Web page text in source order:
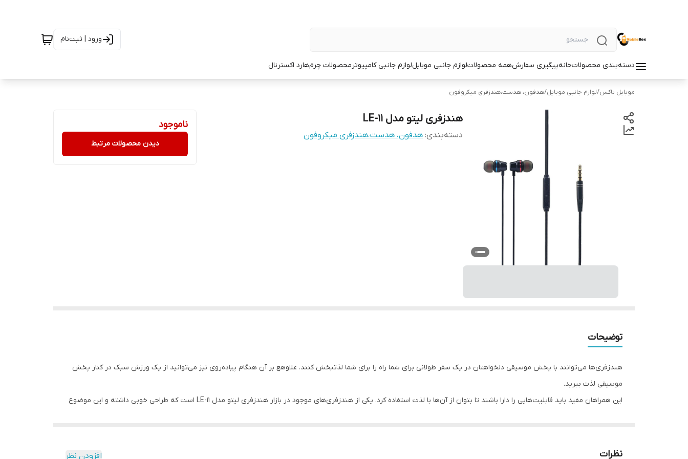
ورود | ثبت‌نام
دسته‌بندی محصولاتخانهپیگیری سفارشهمه محصولاتلوازم جانبی موبایللوازم جانبی کامپیوترمحصولات چرمهارد اکسترنال
موبایل باکس/لوازم جانبی موبایل/هدفون، هدست،هندزفری میکروفون
هندزفری لیتو مدل LE-11
دسته‌بندی: هدفون، هدست،هندزفری میکروفون
ناموجود
دیدن محصولات مرتبط
توضیحات
هندزفری‌ها می‌توانند با پخش موسیقی دلخواهتان در یک سفر طولانی برای شما راه را برای شما لذتبخش کنند. علاوهع بر آن هنگام پیاده‌روی نیز می‌توانید از یک ورزش سبک در کنار پخش
موسیقی لذت ببرید.
این همراهان مفید باید قابلیت‌هایی را دارا باشند تا بتوان از آن‌ها با لذت استفاده کرد. یکی از هندزفری‌های موجود در بازار هندزفری لیتو مدل LE-11 است که طراحی خوبی داشته و این موضوع
بپردازیم. رابط اتصال این هدفون جک 3.5 میلی‌متری بوده و به راحتی با دستگاه شما سازگار خواهد بود.
نظرات افزودن نظر